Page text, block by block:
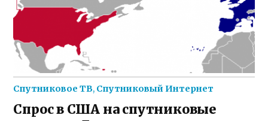
Спутниковое ТВ, Спутниковый Интернет
Спрос в США на спутниковые